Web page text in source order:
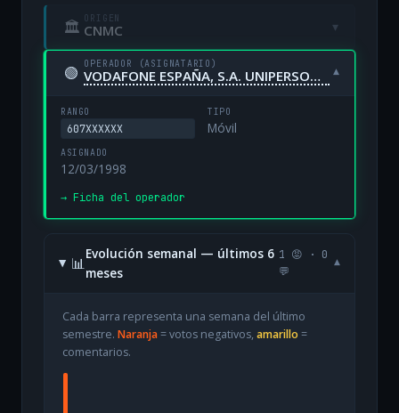
🏛 ORIGEN
CNMC ▾
🟢 OPERADOR (ASIGNATARIO)
VODAFONE ESPAÑA, S.A. UNIPERSONAL ▾
RANGO
607XXXXXX
TIPO
Móvil
ASIGNADO
12/03/1998
→ Ficha del operador
📊
Evolución semanal — últimos 6
meses
1 😡 · 0
💬
▾
Cada barra representa una semana del último
semestre. Naranja= votos negativos, amarillo =
comentarios.